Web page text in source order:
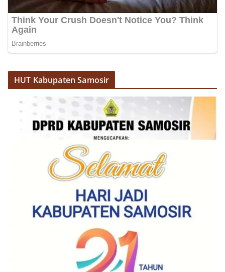
HUT Kabupaten Samosir